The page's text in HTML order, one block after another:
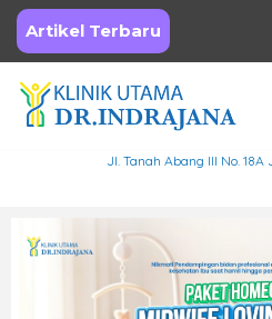
Skip
to
content
Artikel Terbaru
Jl. Tanah Abang III No.